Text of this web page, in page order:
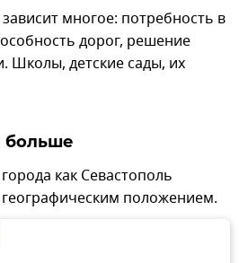
многое: потребность в
дорог, решение
Школы, детские сады, их
больше
как Севастополь
положением.